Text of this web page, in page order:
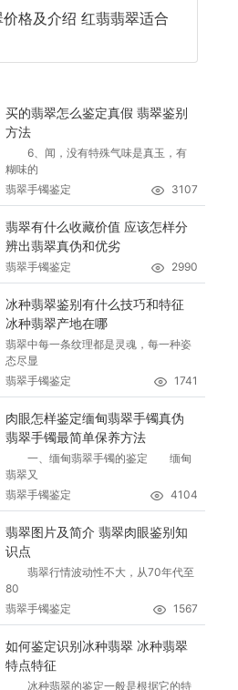
格及介绍 红翡翡翠适合
买的翡翠怎么鉴定真假 翡翠鉴别
方法
6、闻，没有特殊气味是真玉，有
糊味的
翡翠手镯鉴定
3107
翡翠有什么收藏价值 应该怎样分
辨出翡翠真伪和优劣
翡翠手镯鉴定 2990
冰种翡翠鉴别有什么技巧和特征
冰种翡翠产地在哪
翡翠中每一条纹理都是灵魂，每一种姿
态尽显
翡翠手镯鉴定
1741
肉眼怎样鉴定缅甸翡翠手镯真伪
翡翠手镯最简单保养方法
一、缅甸翡翠手镯的鉴定 缅甸
翡翠又
翡翠手镯鉴定
4104
翡翠图片及简介 翡翠肉眼鉴别知
识点
翡翠行情波动性不大，从70年代至
80
翡翠手镯鉴定
1567
如何鉴定识别冰种翡翠 冰种翡翠
特点特征
冰种翡翠的鉴定一般是根据它的特